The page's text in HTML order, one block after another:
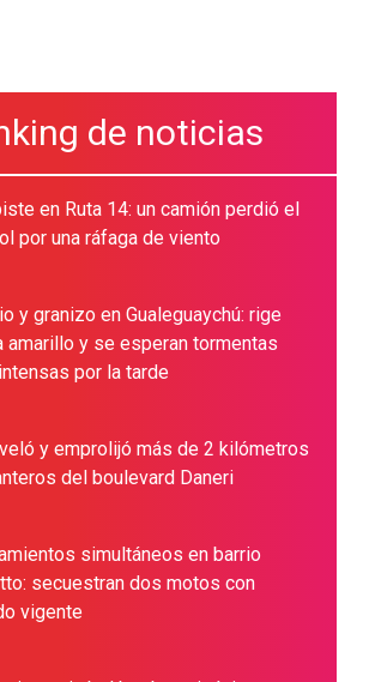
de noticias
en Ruta 14: un camión perdió el
por una ráfaga de viento
y granizo en Gualeguaychú: rige
amarillo y se esperan tormentas
por la tarde
y emprolijó más de 2 kilómetros
del boulevard Daneri
simultáneos en barrio
secuestran dos motos con
vigente